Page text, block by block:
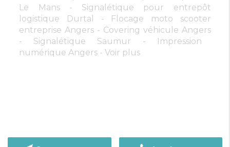
Le Mans
Signalétique pour entrepôt
logistique Durtal
Flocage moto scooter
entreprise Angers
Covering véhicule Angers
Signalétique Saumur
Impression
numérique Angers
Voir plus